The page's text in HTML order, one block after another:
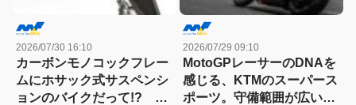
2026/07/30 16:10
カーボンモノコックフレー
ムにホサック式サスペンシ
ョンのバイクだって!? ヴ
2026/07/29 09:10
MotoGPレーサーのDNAを
感じる、KTMのスーパース
ポーツ。守備範囲が広い史